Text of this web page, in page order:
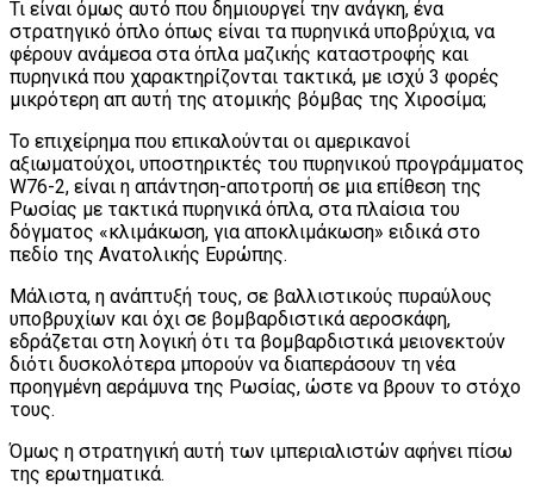
Τι είναι όμως αυτό που δημιουργεί την ανάγκη, ένα
στρατηγικό όπλο όπως είναι τα πυρηνικά υποβρύχια, να
φέρουν ανάμεσα στα όπλα μαζικής καταστροφής και
πυρηνικά που χαρακτηρίζονται τακτικά, με ισχύ 3 φορές
μικρότερη απ αυτή της ατομικής βόμβας της Χιροσίμα;
Το επιχείρημα που επικαλούνται οι αμερικανοί
αξιωματούχοι, υποστηρικτές του πυρηνικού προγράμματος
W76-2, είναι η απάντηση-αποτροπή σε μια επίθεση της
Ρωσίας με τακτικά πυρηνικά όπλα, στα πλαίσια του
δόγματος «κλιμάκωση, για αποκλιμάκωση» ειδικά στο
πεδίο της Ανατολικής Ευρώπης.
Μάλιστα, η ανάπτυξή τους, σε βαλλιστικούς πυραύλους
υποβρυχίων και όχι σε βομβαρδιστικά αεροσκάφη,
εδράζεται στη λογική ότι τα βομβαρδιστικά μειονεκτούν
διότι δυσκολότερα μπορούν να διαπεράσουν τη νέα
προηγμένη αεράμυνα της Ρωσίας, ώστε να βρουν το στόχο
τους.
Όμως η στρατηγική αυτή των ιμπεριαλιστών αφήνει πίσω
της ερωτηματικά.